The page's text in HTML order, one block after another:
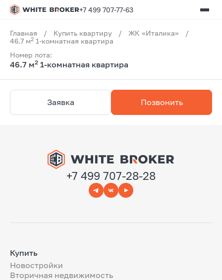
+7 499 707-77-63
Главная / Купить квартиру / ЖК «Италика»
/
46.7 м2 1-комнатная квартира
Номер лота:
46.7 м2 1-комнатная квартира
Заявка Позвонить
+7 499 707-28-28
Купить
Новостройки
Вторичная недвижимость